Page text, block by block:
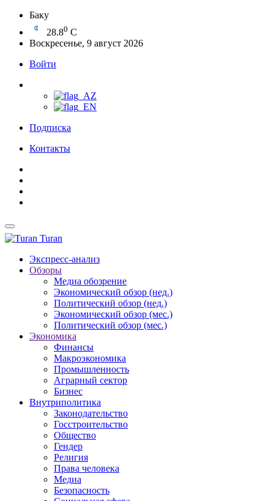
Баку
28.80 C
Воскресенье, 9 август 2026
Войти
Подписка
Контакты
Turan
Экспресс-анализ
Обзоры
Медиа обозрение
Экономический обзор (нед.)
Политический обзор (нед.)
Экономический обзор (мес.)
Политический обзор (мес.)
Экономика
Финансы
Макроэкономика
Промышленность
Аграрный сектор
Бизнес
Внутриполитика
Законодательство
Госстроительство
Общество
Гендер
Религия
Права человека
Медиа
Безопасность